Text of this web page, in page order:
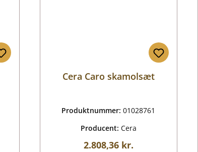
Cera Caro skamolsæt
Produktnummer:01028761
Producent: Cera
Almindelig pris:
2.808,36 kr.